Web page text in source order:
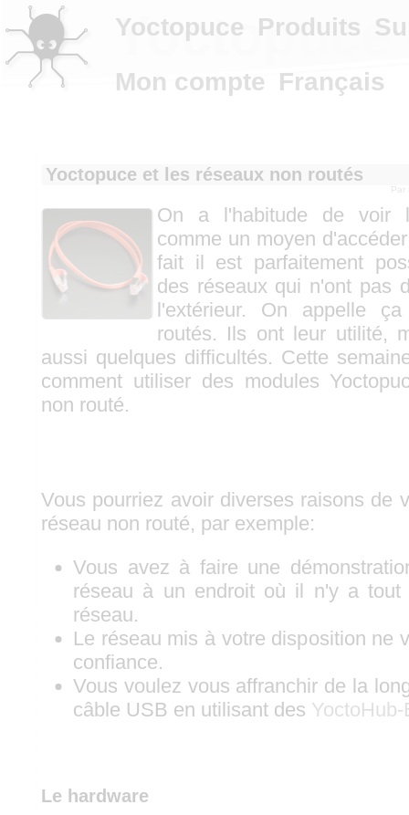
Yoctopuce et les réseaux non routés
Par
On a l'habitude de voir
comme un moyen
fait il est parfaitement
des réseaux qui n'ont pas
l'extérieur. On appelle
routés. Ils ont leur utilité,
aussi quelques difficultés. Cette
comment utiliser des modules
non routé.
Vous pourriez avoir diverses raisons de
réseau non routé, par exemple:
Vous avez à faire une
réseau à un endroit où il n'y a tout
réseau.
Le réseau mis à votre disposition ne
confiance.
Vous voulez vous affranchir de la
câble USB en utilisant des
Le hardware
Yoctopuce Produits
Mon compte Français